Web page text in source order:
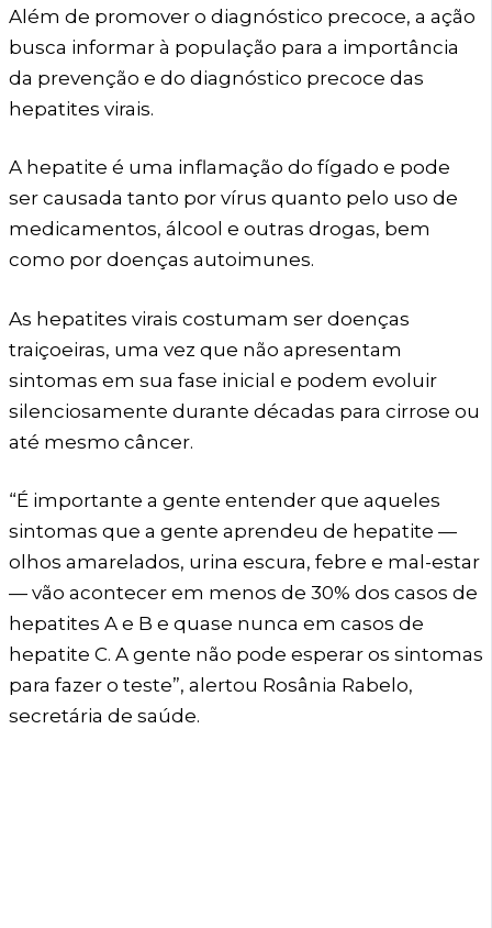
Além de promover o diagnóstico precoce, a ação
busca informar à população para a importância
da prevenção e do diagnóstico precoce das
hepatites virais.
A hepatite é uma inflamação do fígado e pode
ser causada tanto por vírus quanto pelo uso de
medicamentos, álcool e outras drogas, bem
como por doenças autoimunes.
As hepatites virais costumam ser doenças
traiçoeiras, uma vez que não apresentam
sintomas em sua fase inicial e podem evoluir
silenciosamente durante décadas para cirrose ou
até mesmo câncer.
“É importante a gente entender que aqueles
sintomas que a gente aprendeu de hepatite —
olhos amarelados, urina escura, febre e mal-estar
— vão acontecer em menos de 30% dos casos de
hepatites A e B e quase nunca em casos de
hepatite C. A gente não pode esperar os sintomas
para fazer o teste”, alertou Rosânia Rabelo,
secretária de saúde.